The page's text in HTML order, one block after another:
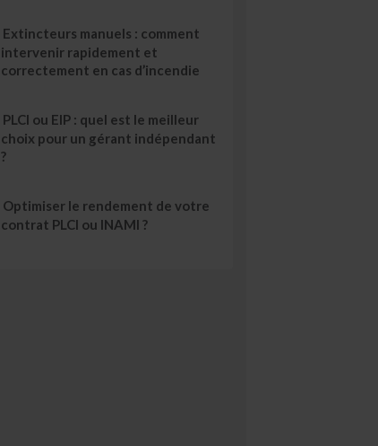
Extincteurs manuels : comment
intervenir rapidement et
correctement en cas d’incendie
PLCI ou EIP : quel est le meilleur
choix pour un gérant indépendant
?
Optimiser le rendement de votre
contrat PLCI ou INAMI ?